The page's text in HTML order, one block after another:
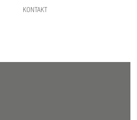
KONTAKT